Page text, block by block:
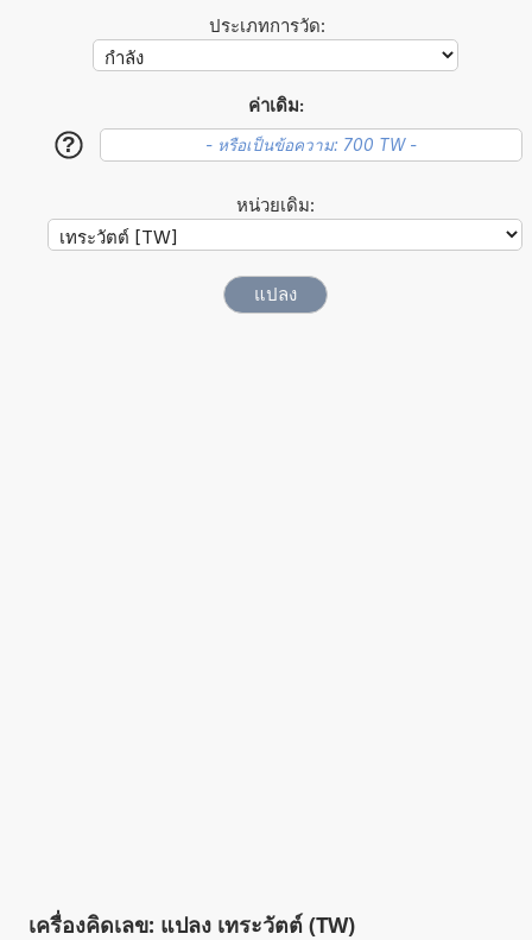
ประเภทการวัด:
ค่าเดิม:
?
หน่วยเดิม:
เครื่องคิดเลข: แปลง เทระวัตต์ (TW)